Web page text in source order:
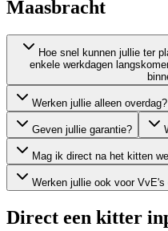
Maasbracht
Hoe snel kunnen jullie ter
enkele werkdagen
Werken jullie alleen overdag?
Geven jullie garantie?
Mag ik direct na het kitten
Werken jullie ook voor VvE's
Direct een kitter